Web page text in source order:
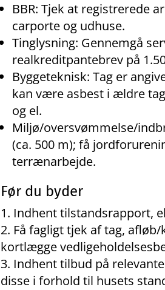
BBR: Tjek at registrerede
carporte og udhuse.
Tinglysning: Gennemgå
realkreditpantebrev på
Byggeteknisk: Tag er
kan være asbest i ældre
og el.
Miljø/oversvømmelse/
(ca. 500 m); få
terrænarbejde.
Før du byder
Indhent tilstandsrapport,
Få fagligt tjek af tag,
kortlægge
Indhent tilbud på
disse i forhold til husets